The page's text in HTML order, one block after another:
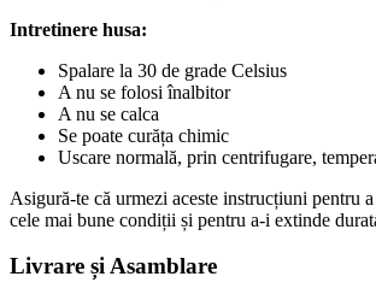
Intretinere husa:
Spalare la 30 de grade Celsius
A nu se folosi înalbitor
A nu se calca
Se poate curăța chimic
Uscare normală, prin centrifugare,
Asigură-te că urmezi aceste instrucțiuni pentru
cele mai bune condiții și pentru a-i extinde
Livrare și Asamblare